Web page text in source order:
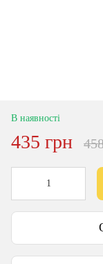
В наявності
435 грн